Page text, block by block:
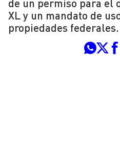
de un permiso para el
XL y un mandato de
propiedades federales.